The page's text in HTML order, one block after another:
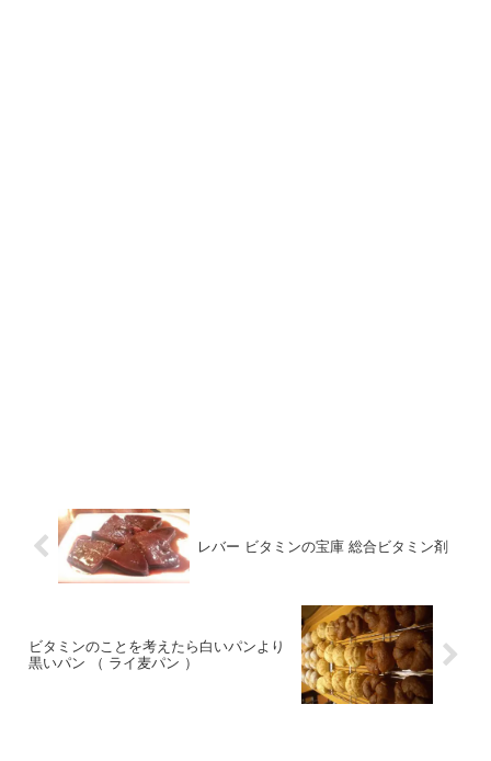
レバー ビタミンの宝庫 総合ビタミン剤
ビタミンのことを考えたら白いパンより
黒いパン （ ライ麦パン ）